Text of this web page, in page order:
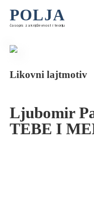
POLJA
časopis za književnost i teoriju
Likovni lajtmotiv
Ljubomir
TEBE I